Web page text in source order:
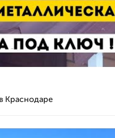
Краснодаре